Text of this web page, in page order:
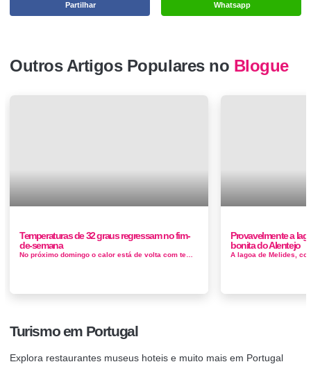
Whatsapp
Partilhar
Outros Artigos Populares no Blogue
Temperaturas de 32 graus regressam no fim-
de-semana
Provavelmente a
bonita do Alentejo
Turismo em Portugal
Explora restaurantes museus hoteis e muito mais em Portugal